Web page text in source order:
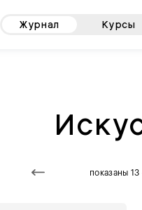
Журнал Курсы
показаны